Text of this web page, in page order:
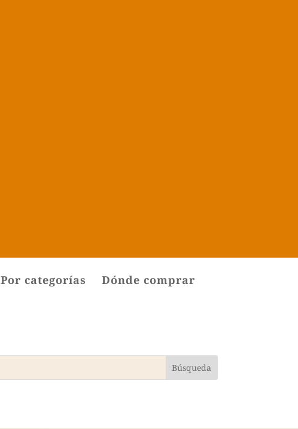
Por categorías
Dónde comprar